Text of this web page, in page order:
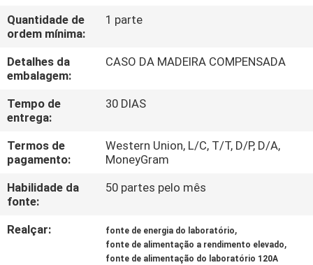
CONTROLE
DA
QUALIDADE
CONTACTE-
NOS
UMAS
CITAÇÕES
Quantidade de
ordem mínima:
1 parte
Detalhes da
embalagem:
CASO DA MADEIRA COMPENSADA
Tempo de
entrega:
30 DIAS
Termos de
pagamento:
Western Union, L/C, T/T, D/P, D/A,
MoneyGram
Habilidade da
fonte:
50 partes pelo mês
Realçar: fonte de energia do laboratório,
fonte de alimentação a rendimento elevado,
fonte de alimentação do laboratório 120A